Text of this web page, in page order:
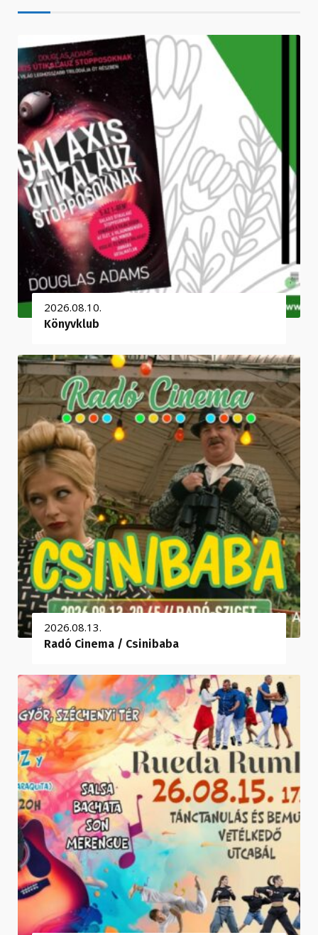
2026.08.10.
Könyvklub
2026.08.13.
Radó Cinema / Csinibaba